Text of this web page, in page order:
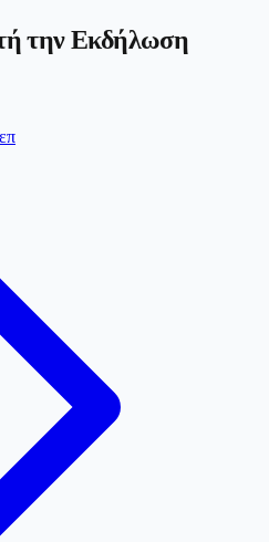
την Εκδήλωση